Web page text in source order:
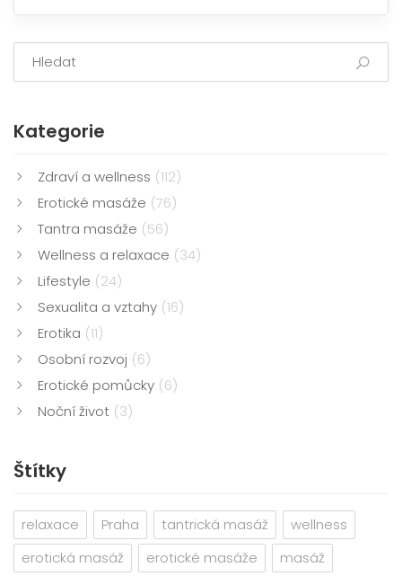
Kategorie
Zdraví a wellness (112)
Erotické masáže (76)
Tantra masáže (56)
Wellness a relaxace (34)
Lifestyle (24)
Sexualita a vztahy (16)
Erotika (11)
Osobní rozvoj (6)
Erotické pomůcky (6)
Noční život (3)
Štítky
relaxace Praha tantrická masáž
wellness
erotická masáž
erotické masáže
masáž